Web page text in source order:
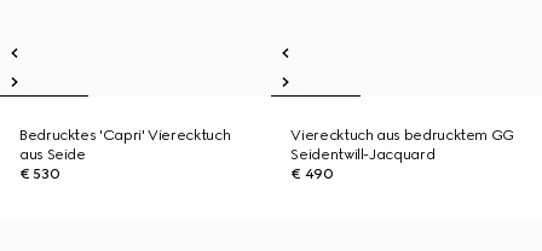
Bedrucktes 'Capri' Vierecktuch
aus Seide
€ 530
Vierecktuch aus bedrucktem GG
Seidentwill-Jacquard
€ 490